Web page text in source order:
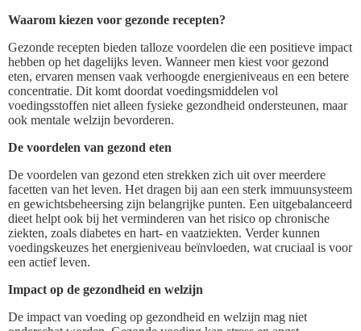
Waarom kiezen voor gezonde recepten?
Gezonde recepten bieden talloze voordelen die een positieve impact
hebben op het dagelijks leven. Wanneer men kiest voor gezond
eten, ervaren mensen vaak verhoogde energieniveaus en een betere
concentratie. Dit komt doordat voedingsmiddelen vol
voedingsstoffen niet alleen fysieke gezondheid ondersteunen, maar
ook mentale welzijn bevorderen.
De voordelen van gezond eten
De voordelen van gezond eten strekken zich uit over meerdere
facetten van het leven. Het dragen bij aan een sterk immuunsysteem
en gewichtsbeheersing zijn belangrijke punten. Een uitgebalanceerd
dieet helpt ook bij het verminderen van het risico op chronische
ziekten, zoals diabetes en hart- en vaatziekten. Verder kunnen
voedingskeuzes het energieniveau beïnvloeden, wat cruciaal is voor
een actief leven.
Impact op de gezondheid en welzijn
De impact van voeding op gezondheid en welzijn mag niet